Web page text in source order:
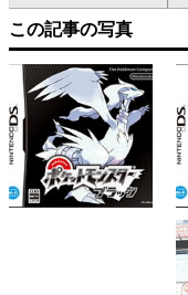
この記事の写真